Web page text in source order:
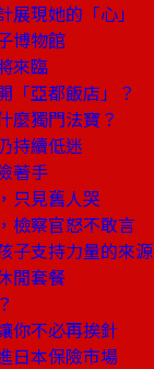
展現她的「心」
博物館
來臨
「亞都飯店」？
麼獨門法寶？
持續低迷
著手
只見舊人哭
檢察官怒不敢言
子支持力量的來源
閒套餐
你不必再挨針
日本保險市場